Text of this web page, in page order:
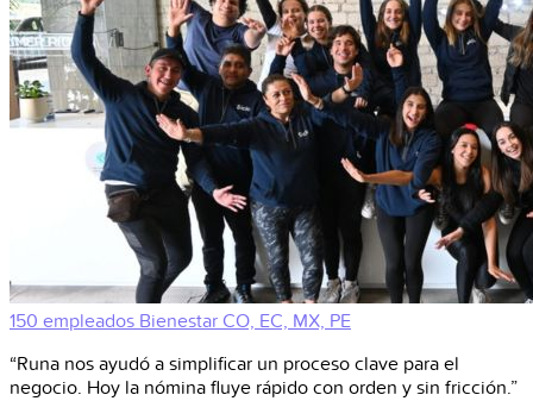
150 empleados Bienestar CO, EC, MX, PE
“Runa nos ayudó a simplificar un proceso clave para el
negocio. Hoy la nómina fluye rápido con orden y sin fricción.”